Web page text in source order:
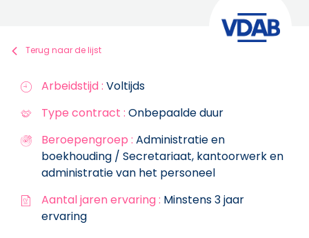
Terug naar de lijst
Arbeidstijd : Voltijds
Type contract : Onbepaalde duur
Beroepengroep : Administratie en
boekhouding / Secretariaat, kantoorwerk en
administratie van het personeel
Aantal jaren ervaring : Minstens 3 jaar
ervaring